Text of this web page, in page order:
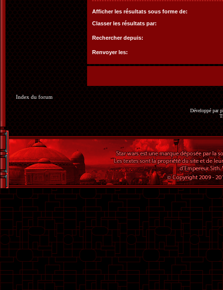
Afficher les résultats sous forme de:
Classer les résultats par:
Rechercher depuis:
Renvoyer les:
Index du forum
Développé par